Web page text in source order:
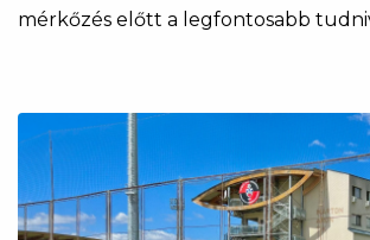
mérkőzés előtt a legfontosabb